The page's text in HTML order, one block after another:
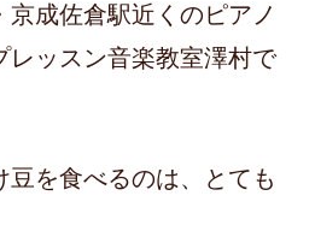
成佐倉駅近くのピアノ
レッスン音楽教室澤村で
を食べるのは、とても